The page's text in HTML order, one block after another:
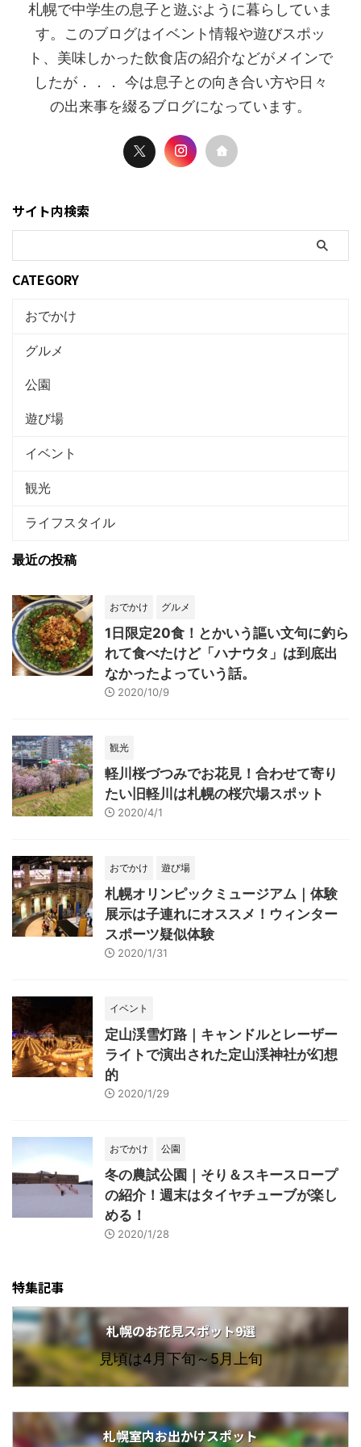
札幌で中学生の息子と遊ぶように暮らしていま
す。このブログはイベント情報や遊びスポッ
ト、美味しかった飲食店の紹介などがメインで
したが．．． 今は息子との向き合い方や日々
の出来事を綴るブログになっています。
サイト内検索
CATEGORY
おでかけ
グルメ
公園
遊び場
イベント
観光
ライフスタイル
最近の投稿
おでかけ グルメ
1日限定20食！とかいう謳い文句に釣ら
れて食べたけど「ハナウタ」は到底出
なかったよっていう話。
2020/10/9
観光
軽川桜づつみでお花見！合わせて寄り
たい旧軽川は札幌の桜穴場スポット
2020/4/1
おでかけ 遊び場
札幌オリンピックミュージアム｜体験
展示は子連れにオススメ！ウィンター
スポーツ疑似体験
2020/1/31
イベント
定山渓雪灯路｜キャンドルとレーザー
ライトで演出された定山渓神社が幻想
的
2020/1/29
おでかけ 公園
冬の農試公園｜そり＆スキースロープ
の紹介！週末はタイヤチューブが楽し
める！
2020/1/28
特集記事
札幌のお花見スポット9選
見頃は4月下旬～5月上旬
札幌室内お出かけスポット